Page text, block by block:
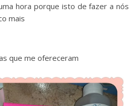
hora porque isto de fazer a nós
mais
que me ofereceram